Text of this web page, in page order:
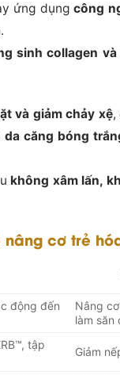
ứng dụng công
.
sinh collagen và
và giảm chảy xệ,
da căng bóng
không xâm lấn,
cơ trẻ
động đến
Nâng
làm săn
tập
Giảm